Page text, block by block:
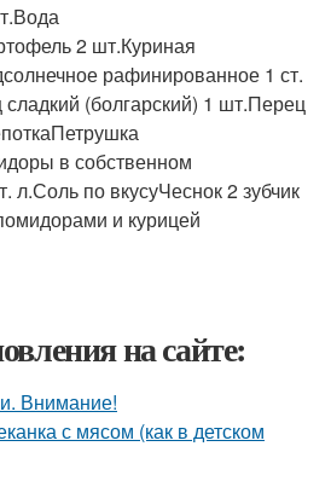
2 шт.Куриная
рафинированное 1 ст.
(болгарский) 1 шт.Перец
в собственном
л.Соль по вкусуЧеснок 2 зубчик
и курицей
на сайте:
Внимание!
с мясом (как в детском